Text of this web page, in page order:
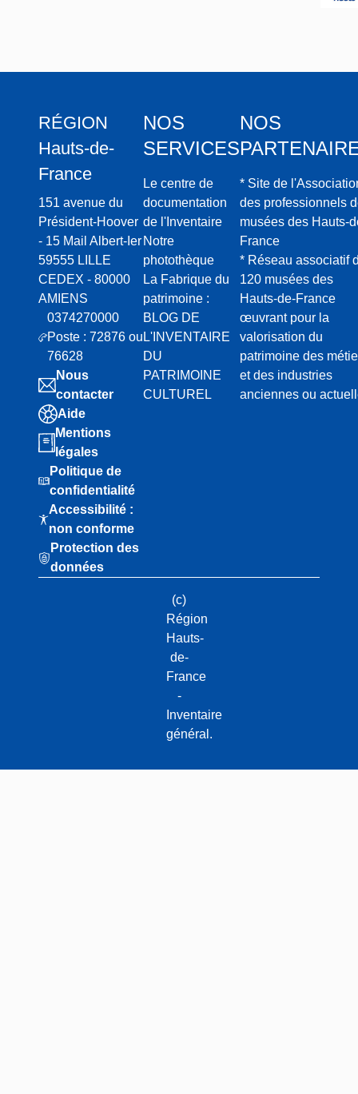
RÉGION
Hauts-de-
France
151 avenue du
Président-Hoover
- 15 Mail Albert-Ier
59555 LILLE
CEDEX - 80000
AMIENS
0374270000
Poste : 72876 ou
76628
Nous
contacter
Aide
Mentions
légales
Politique de
confidentialité
Accessibilité :
non conforme
Protection des
données
NOS
SERVICES
Le centre de
documentation
de l'Inventaire
Notre
photothèque
La Fabrique du
patrimoine :
BLOG DE
L'INVENTAIRE
DU
PATRIMOINE
CULTUREL
NOS
* Site de
des professionnels
musées des Hauts-
France
* Réseau associatif
120 musées des
Hauts-de-France
œuvrant pour la
valorisation du
patrimoine des
et des industries
anciennes ou
(c)
Région
Hauts-
de-
France
-
Inventaire
général.